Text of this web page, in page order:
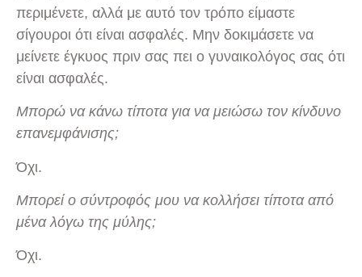
περιμένετε, αλλά με αυτό τον τρόπο είμαστε
σίγουροι ότι είναι ασφαλές. Μην δοκιμάσετε να
μείνετε έγκυος πριν σας πει ο γυναικολόγος σας ότι
είναι ασφαλές.
Μπορώ να κάνω τίποτα για να μειώσω τον κίνδυνο
επανεμφάνισης;
Όχι.
Μπορεί ο σύντροφός μου να κολλήσει τίποτα από
μένα λόγω της μύλης;
Όχι.